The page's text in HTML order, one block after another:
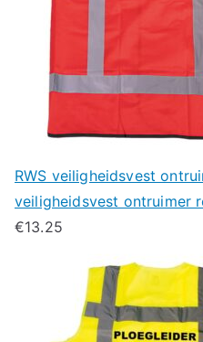
RWS veiligheidsvest
veiligheidsvest ontruimer
€13.25